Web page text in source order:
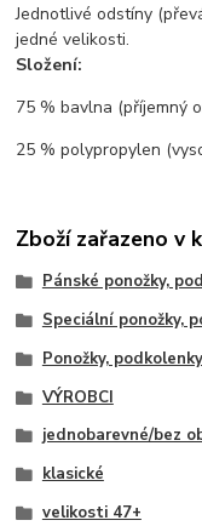
Jednotlivé odstíny
jedné velikosti.
Složení:
75 % bavlna (příjemný
25 % polypropylen
Zboží zařazeno v
Pánské ponožky,
Speciální ponožky,
Ponožky,
VÝROBCI
jednobarevné/bez
klasické
velikosti 47+